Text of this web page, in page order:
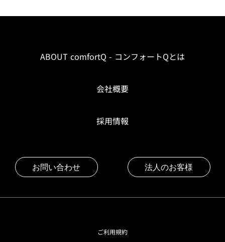
ABOUT comfortQ - コンフォートQとは
会社概要
採用情報
お問い合わせ 法人のお客様
ご利用規約